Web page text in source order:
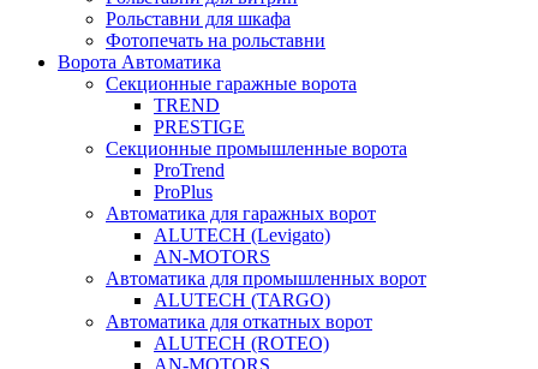
Рольставни для шкафа
Фотопечать на рольставни
Ворота Автоматика
Секционные гаражные ворота
TREND
PRESTIGE
Секционные промышленные ворота
ProTrend
ProPlus
Автоматика для гаражных ворот
ALUTECH (Levigato)
AN-MOTORS
Автоматика для промышленных ворот
ALUTECH (TARGO)
Автоматика для откатных ворот
ALUTECH (ROTEO)
AN-MOTORS